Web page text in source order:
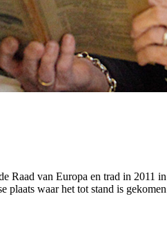
Raad van Europa en trad in 2011
plaats waar het tot stand is